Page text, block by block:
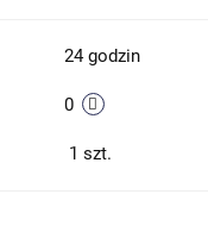
24 godzin
0
1 szt.